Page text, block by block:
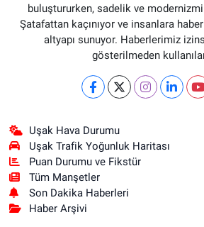
buluştururken, sadelik ve
Şatafattan kaçınıyor ve insanlara
altyapı sunuyor. Haberlerimiz
gösterilmeden
Uşak Hava Durumu
Uşak Trafik Yoğunluk Haritası
Puan Durumu ve Fikstür
Tüm Manşetler
Son Dakika Haberleri
Haber Arşivi